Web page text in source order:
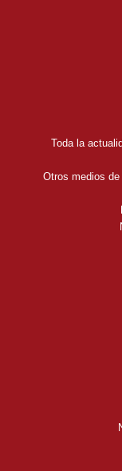
Toda la
Otros medios